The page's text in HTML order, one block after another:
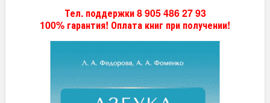
Тел. поддержки 8 905 486 27 93
100% гарантия! Оплата книг при получении!